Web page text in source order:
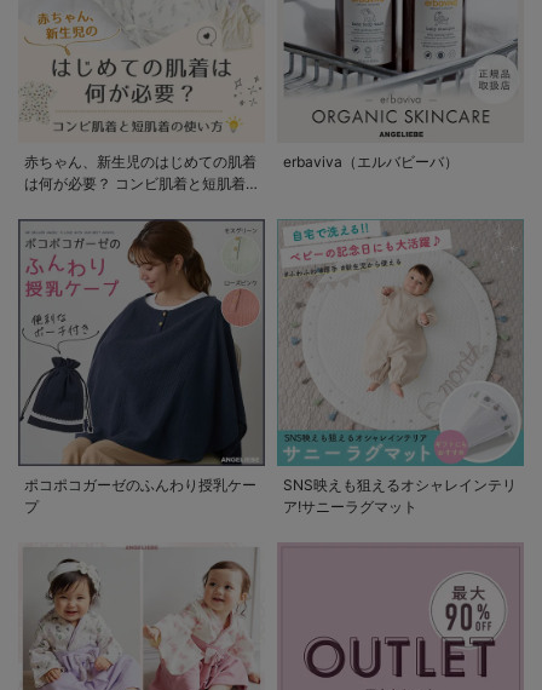
赤ちゃん、新生児のはじめての肌着
は何が必要？ コンビ肌着と短肌着
erbaviva（エルバビーバ）
ポコポコガーゼのふんわり授乳ケー
プ
SNS映えも狙えるオシャレインテリ
ア!サニーラグマット